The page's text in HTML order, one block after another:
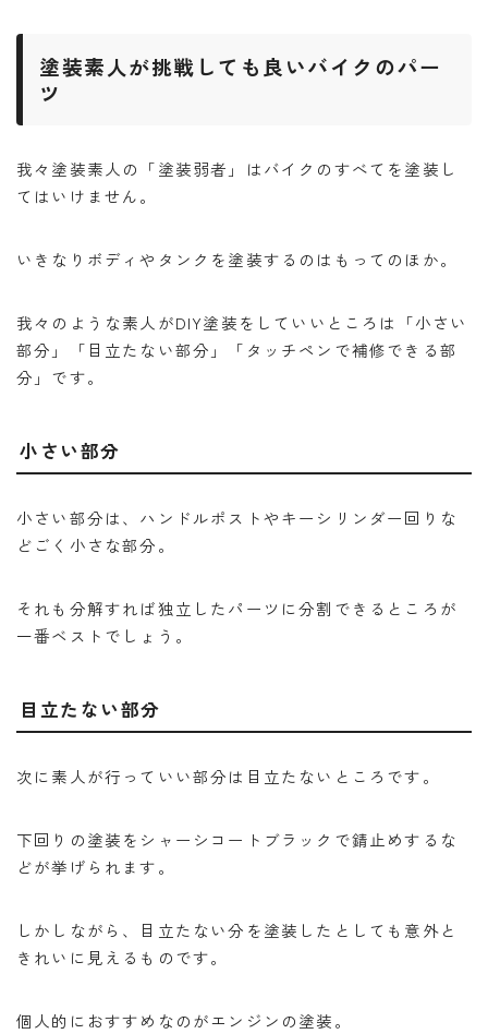
塗装素人が挑戦しても良いバイクのパー
ツ
我々塗装素人の「塗装弱者」はバイクのすべてを塗装し
てはいけません。
いきなりボディやタンクを塗装するのはもってのほか。
我々のような素人がDIY塗装をしていいところは「小さい
部分」「目立たない部分」「タッチペンで補修できる部
分」です。
小さい部分
小さい部分は、ハンドルポストやキーシリンダー回りな
どごく小さな部分。
それも分解すれば独立したパーツに分割できるところが
一番ベストでしょう。
目立たない部分
次に素人が行っていい部分は目立たないところです。
下回りの塗装をシャーシコートブラックで錆止めするな
どが挙げられます。
しかしながら、目立たない分を塗装したとしても意外と
きれいに見えるものです。
個人的におすすめなのがエンジンの塗装。